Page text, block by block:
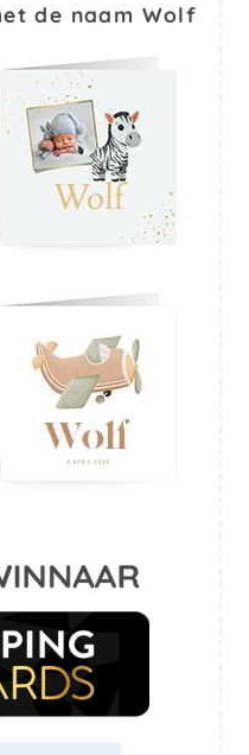
de naam Wolf